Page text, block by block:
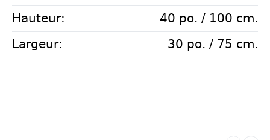
Hauteur:
40 po. / 100 cm.
Largeur:
30 po. / 75 cm.